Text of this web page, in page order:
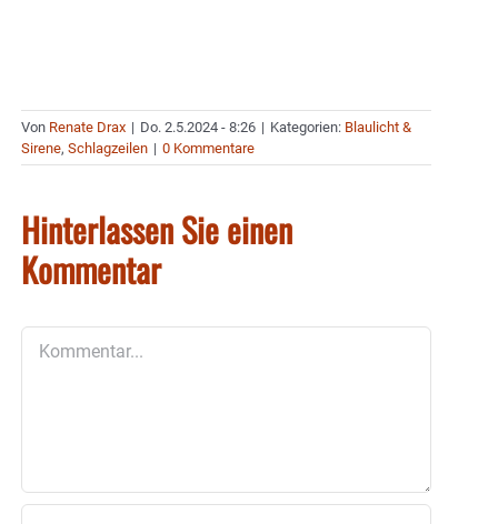
Von Renate Drax | Do. 2.5.2024 - 8:26 | Kategorien: Blaulicht &
Sirene, Schlagzeilen | 0 Kommentare
Hinterlassen Sie einen
Kommentar